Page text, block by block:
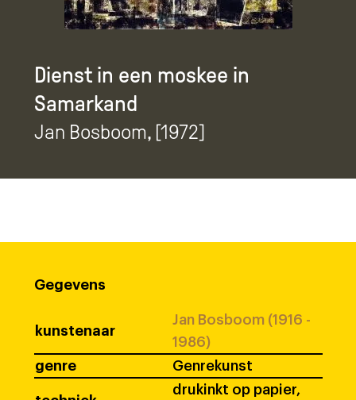
Dienst in een moskee in
Samarkand
Jan Bosboom, [1972]
Gegevens
kunstenaar
Jan Bosboom (1916 -
1986)
genre
Genrekunst
drukinkt op papier,